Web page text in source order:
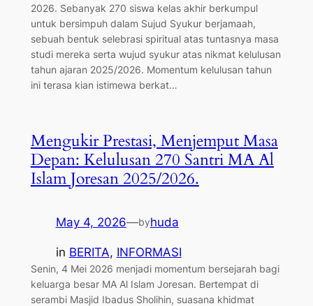
2026. Sebanyak 270 siswa kelas akhir berkumpul
untuk bersimpuh dalam Sujud Syukur berjamaah,
sebuah bentuk selebrasi spiritual atas tuntasnya masa
studi mereka serta wujud syukur atas nikmat kelulusan
tahun ajaran 2025/2026. ​Momentum kelulusan tahun
ini terasa kian istimewa berkat…
Mengukir Prestasi, Menjemput Masa
Depan: Kelulusan 270 Santri MA Al
Islam Joresan 2025/2026.
May 4, 2026—byhuda
in BERITA, INFORMASI
Senin, 4 Mei 2026 menjadi momentum bersejarah bagi
keluarga besar MA Al Islam Joresan. Bertempat di
serambi Masjid Ibadus Sholihin, suasana khidmat